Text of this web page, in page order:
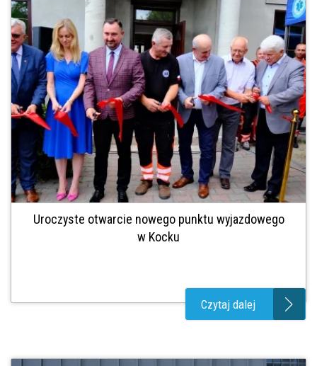
Uroczyste otwarcie nowego punktu wyjazdowego
w Kocku
Czytaj dalej